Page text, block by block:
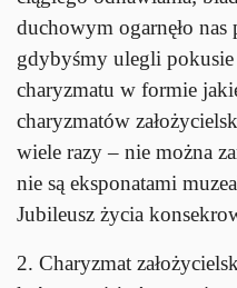
duchowym ogarnęło
gdybyśmy ulegli pokusie
charyzmatu w formie
charyzmatów
wiele razy – nie można
nie są eksponatami
Jubileusz życia
2. Charyzmat